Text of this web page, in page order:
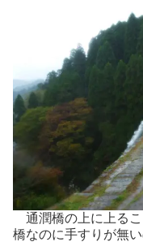
通潤橋の上に上る
橋なのに手すりが無